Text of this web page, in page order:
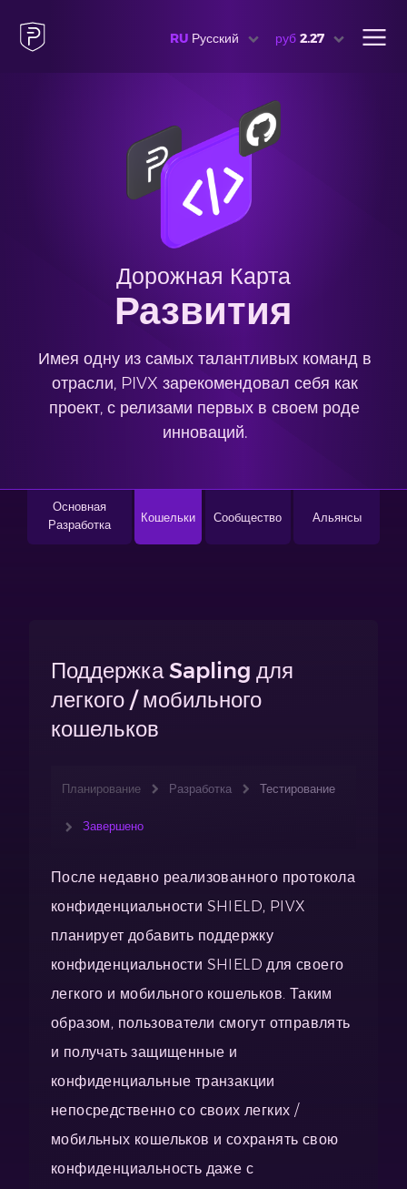
RU Русский руб 2.27
Дорожная Карта
Развития
Имея одну из самых талантливых команд в
отрасли, PIVX зарекомендовал себя как
проект, с релизами первых в своем роде
инноваций.
Основная
Разработка
Кошельки Сообщество Альянсы
Поддержка Sapling для
легкого / мобильного
кошельков
Планирование Разработка Тестирование
Завершено
После недавно реализованного протокола
конфиденциальности SHIELD, PIVX
планирует добавить поддержку
конфиденциальности SHIELD для своего
легкого и мобильного кошельков. Таким
образом, пользователи смогут отправлять
и получать защищенные и
конфиденциальные транзакции
непосредственно со своих легких /
мобильных кошельков и сохранять свою
конфиденциальность даже с